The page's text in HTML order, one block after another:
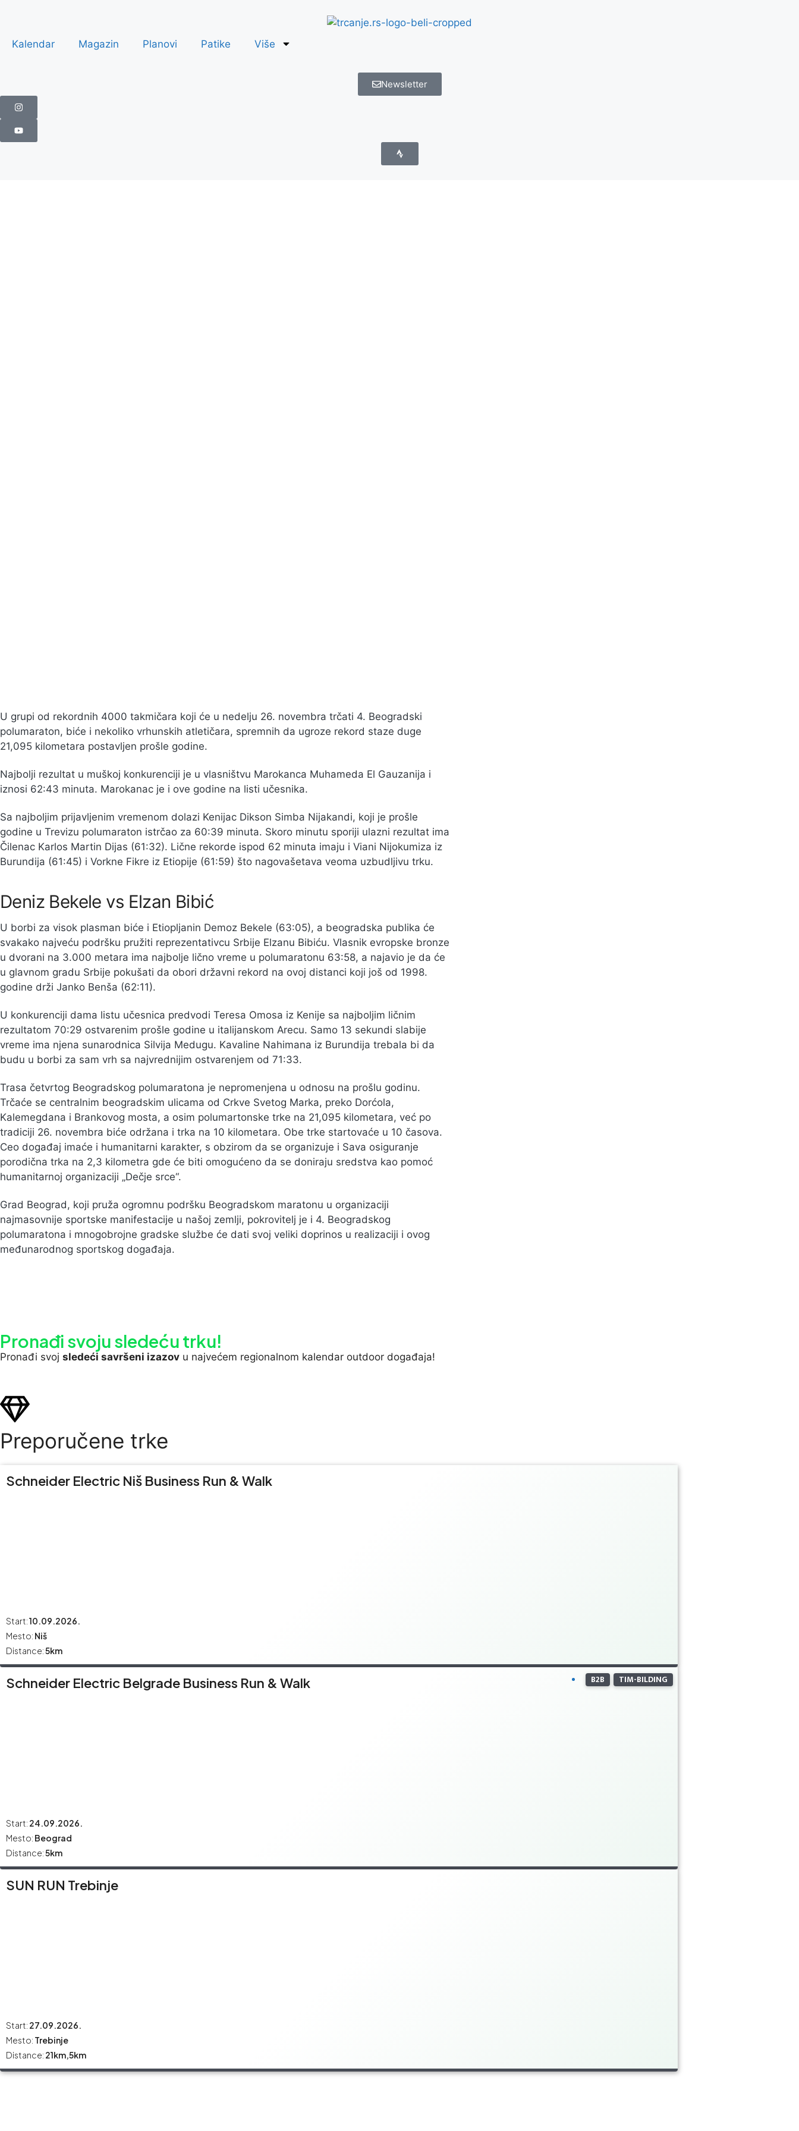
Kalendar Magazin Planovi Patike Više
Newsletter
U grupi od rekordnih 4000 takmičara koji će u nedelju 26. novembra trčati 4. Beogradski
polumaraton, biće i nekoliko vrhunskih atletičara, spremnih da ugroze rekord staze duge
21,095 kilometara postavljen prošle godine.
Najbolji rezultat u muškoj konkurenciji je u vlasništvu Marokanca Muhameda El Gauzanija i
iznosi 62:43 minuta. Marokanac je i ove godine na listi učesnika.
Sa najboljim prijavljenim vremenom dolazi Kenijac Dikson Simba Nijakandi, koji je prošle
godine u Trevizu polumaraton istrčao za 60:39 minuta. Skoro minutu sporiji ulazni rezultat ima
Čilenac Karlos Martin Dijas (61:32). Lične rekorde ispod 62 minuta imaju i Viani Nijokumiza iz
Burundija (61:45) i Vorkne Fikre iz Etiopije (61:59) što nagovašetava veoma uzbudljivu trku.
Deniz Bekele vs Elzan Bibić
U borbi za visok plasman biće i Etiopljanin Demoz Bekele (63:05), a beogradska publika će
svakako najveću podršku pružiti reprezentativcu Srbije Elzanu Bibiću. Vlasnik evropske bronze
u dvorani na 3.000 metara ima najbolje lično vreme u polumaratonu 63:58, a najavio je da će
u glavnom gradu Srbije pokušati da obori državni rekord na ovoj distanci koji još od 1998.
godine drži Janko Benša (62:11).
U konkurenciji dama listu učesnica predvodi Teresa Omosa iz Kenije sa najboljim ličnim
rezultatom 70:29 ostvarenim prošle godine u italijanskom Arecu. Samo 13 sekundi slabije
vreme ima njena sunarodnica Silvija Medugu. Kavaline Nahimana iz Burundija trebala bi da
budu u borbi za sam vrh sa najvrednijim ostvarenjem od 71:33.
Trasa četvrtog Beogradskog polumaratona je nepromenjena u odnosu na prošlu godinu.
Trčaće se centralnim beogradskim ulicama od Crkve Svetog Marka, preko Dorćola,
Kalemegdana i Brankovog mosta, a osim polumartonske trke na 21,095 kilometara, već po
tradiciji 26. novembra biće održana i trka na 10 kilometara. Obe trke startovaće u 10 časova.
Ceo događaj imaće i humanitarni karakter, s obzirom da se organizuje i Sava osiguranje
porodična trka na 2,3 kilometra gde će biti omogućeno da se doniraju sredstva kao pomoć
humanitarnoj organizaciji „Dečje srce“.
Grad Beograd, koji pruža ogromnu podršku Beogradskom maratonu u organizaciji
najmasovnije sportske manifestacije u našoj zemlji, pokrovitelj je i 4. Beogradskog
polumaratona i mnogobrojne gradske službe će dati svoj veliki doprinos u realizaciji i ovog
međunarodnog sportskog događaja.
Pronađi svoju sledeću trku!
Pronađi svoj sledeći savršeni izazov u najvećem regionalnom kalendar outdoor događaja!
Preporučene trke
Schneider Electric Niš Business Run & Walk
Start:10.09.2026.
Mesto: Niš
Distance:5km
B2B TIM-BILDING
Schneider Electric Belgrade Business Run & Walk
Start: 24.09.2026.
Mesto: Beograd
Distance:5km
SUN RUN Trebinje
Start: 27.09.2026.
Mesto: Trebinje
Distance: 21km,5km